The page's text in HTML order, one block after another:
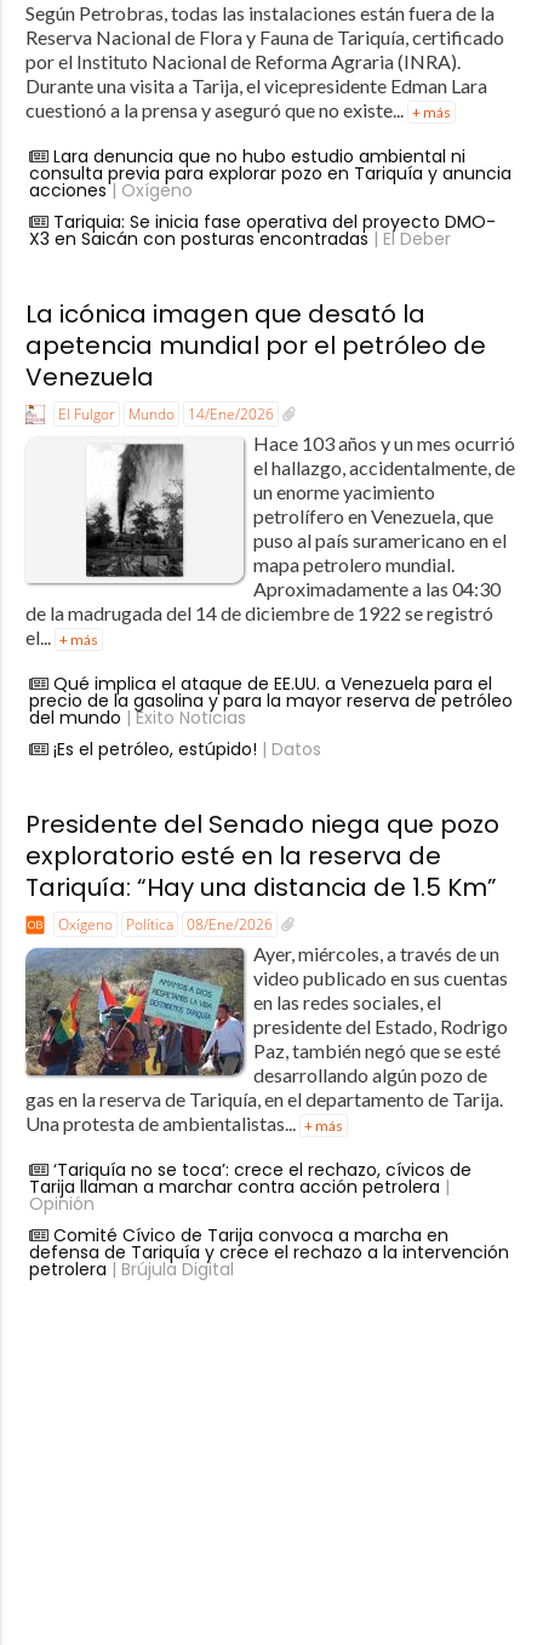
Según Petrobras, todas las instalaciones están fuera de la
Reserva Nacional de Flora y Fauna de Tariquía, certificado
por el Instituto Nacional de Reforma Agraria (INRA).
Durante una visita a Tarija, el vicepresidente Edman Lara
cuestionó a la prensa y aseguró que no existe... + más
Lara denuncia que no hubo estudio ambiental ni
consulta previa para explorar pozo en Tariquía y anuncia
acciones| Oxígeno
Tariquia: Se inicia fase operativa del proyecto DMO-
X3 en Saicán con posturas encontradas | El Deber
La icónica imagen que desató la
apetencia mundial por el petróleo de
Venezuela
El Fulgor Mundo 14/Ene/2026
Hace 103 años y un mes ocurrió
el hallazgo, accidentalmente, de
un enorme yacimiento
petrolífero en Venezuela, que
puso al país suramericano en el
mapa petrolero mundial.
Aproximadamente a las 04:30
de la madrugada del 14 de diciembre de 1922 se registró
el... + más
Qué implica el ataque de EE.UU. a Venezuela para el
precio de la gasolina y para la mayor reserva de petróleo
del mundo | Éxito Noticias
¡Es el petróleo, estúpido! | Datos
Presidente del Senado niega que pozo
exploratorio esté en la reserva de
Tariquía: “Hay una distancia de 1.5 Km”
Oxígeno Política 08/Ene/2026
Ayer, miércoles, a través de un
video publicado en sus cuentas
en las redes sociales, el
presidente del Estado, Rodrigo
Paz, también negó que se esté
desarrollando algún pozo de
gas en la reserva de Tariquía, en el departamento de Tarija.
Una protesta de ambientalistas... + más
‘Tariquía no se toca’: crece el rechazo, cívicos de
Tarija llaman a marchar contra acción petrolera |
Opinión
Comité Cívico de Tarija convoca a marcha en
defensa de Tariquía y crece el rechazo a la intervención
petrolera | Brújula Digital